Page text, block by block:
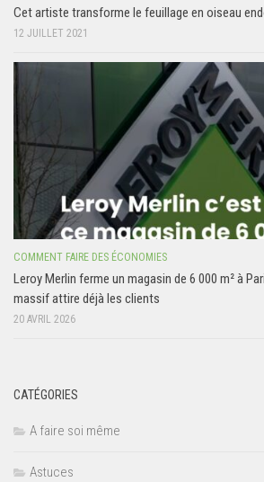
Cet artiste transforme le feuillage en oiseau
12 JUILLET 2021
COMMENT FAIRE DES ÉCONOMIES
Leroy Merlin ferme un magasin de 6 000 m² à
massif attire déjà les clients
20 AVRIL 2026
CATÉGORIES
A faire soi même
Astuces